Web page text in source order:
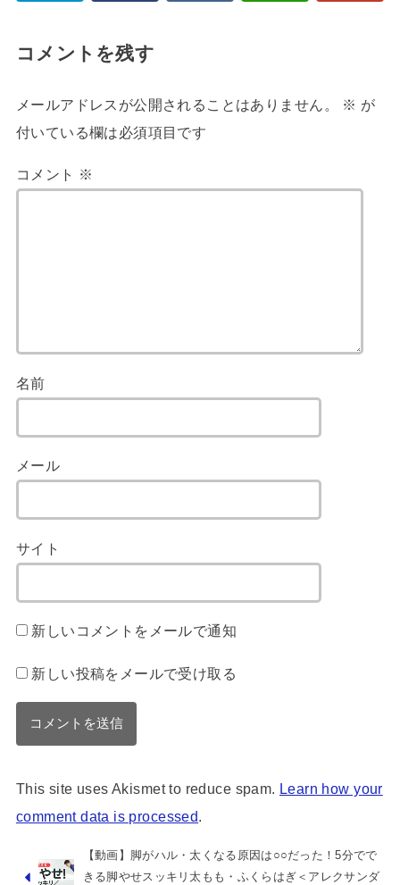
コメントを残す
メールアドレスが公開されることはありません。 ※ が
付いている欄は必須項目です
コメント ※
名前
メール
サイト
新しいコメントをメールで通知
新しい投稿をメールで受け取る
This site uses Akismet to reduce spam. Learn how your
comment data is processed.
【動画】脚がハル・太くなる原因は○○だった！5分でで
きる脚やせスッキリ太もも・ふくらはぎ＜アレクサンダ